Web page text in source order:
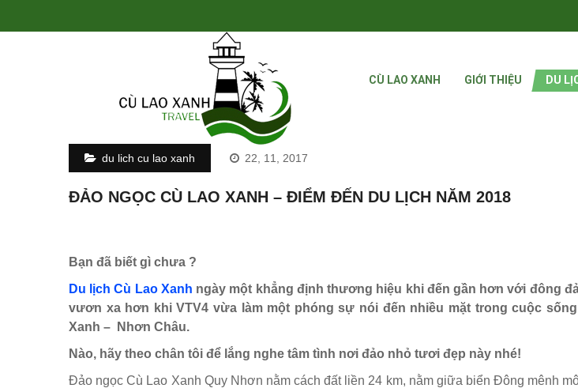
CÙ LAO XANH GIỚI THIỆU DU
du lich cu lao xanh 22, 11, 2017
ĐẢO NGỌC CÙ LAO XANH – ĐIỂM ĐẾN DU LỊCH NĂM 2018
Bạn đã biết gì chưa ?
Du lịch Cù Lao Xanh ngày một khẳng định thương hiệu khi đến gần hơn với đông
vươn xa hơn khi VTV4 vừa làm một phóng sự nói đến nhiều mặt trong cuộc
Xanh – Nhơn Châu.
Nào, hãy theo chân tôi để lắng nghe tâm tình nơi đảo nhỏ tươi đẹp này nhé!
Đảo ngọc Cù Lao Xanh Quy Nhơn nằm cách đất liền 24 km, nằm giữa biển Đông mênh